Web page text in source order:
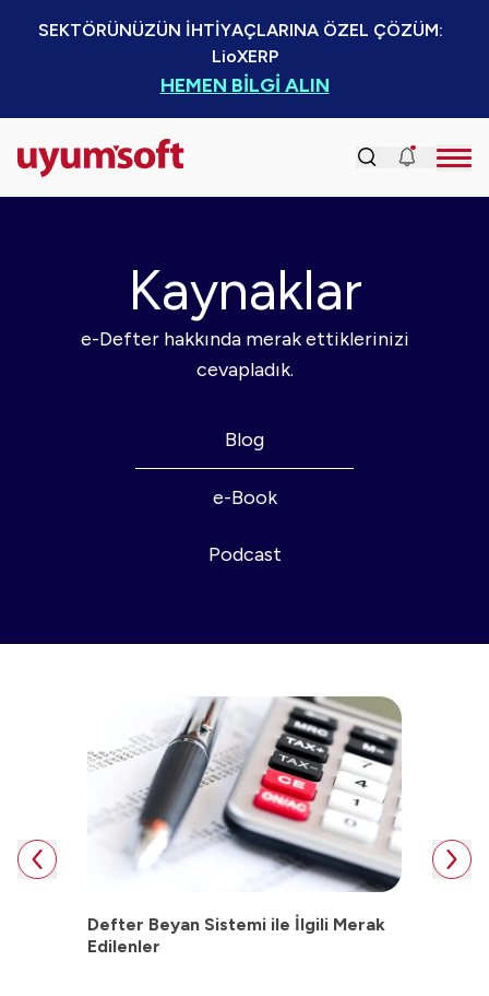
SEKTÖRÜNÜZÜN İHTİYAÇLARINA ÖZEL ÇÖZÜM:
LioXERP
HEMEN BİLGİ ALIN
Kaynaklar
e-Defter hakkında merak ettiklerinizi
cevapladık.
Blog
e-Book
Podcast
Defter Beyan Sistemi ile İlgili Merak
Edilenler